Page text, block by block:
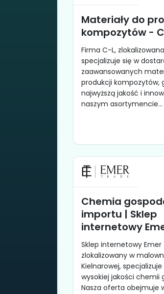
Materiały do
kompozytów -
Firma C-L,
specjalizuje się w
zaawansowanych
produkcji kompozytów,
najwyższą jakość i
naszym asortymencie...
Chemia
importu | Sklep
internetowy
Sklep internetowy Emer
zlokalizowany w
Kielnarowej,
wysokiej jakości chemii
Nasza oferta obejmuje